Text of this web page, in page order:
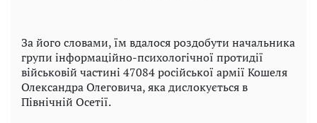
За його словами, їм вдалося роздобути начальника
групи інформаційно-психологічної протидії
військовій частині 47084 російської армії Кошеля
Олександра Олеговича, яка дислокується в
Північній Осетії.